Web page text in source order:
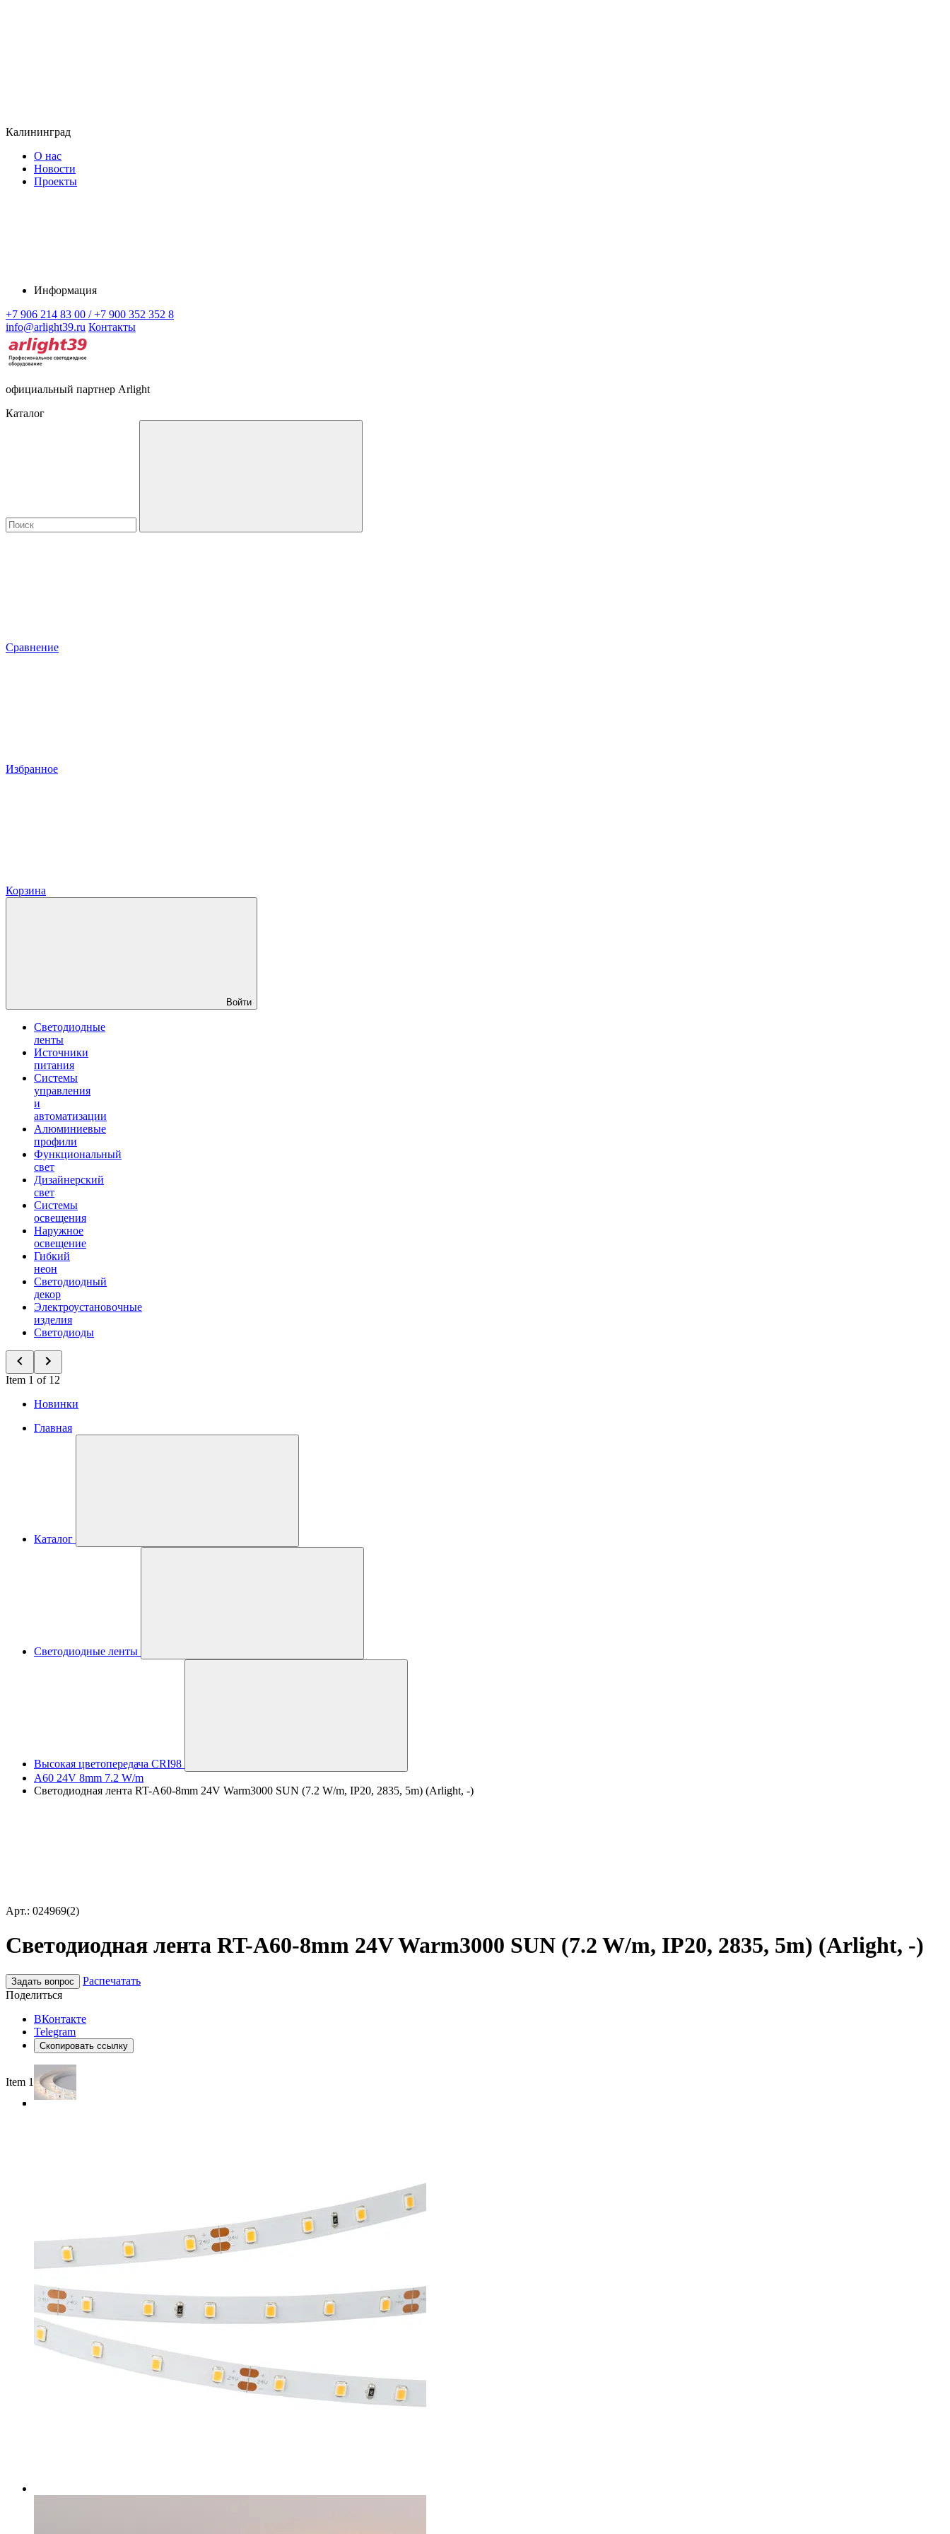
Калининград
О нас
Новости
Проекты
Информация
+7 906 214 83 00 / +7 900 352 352 8
info@arlight39.ru Контакты
официальный партнер Arlight
Каталог
Сравнение
Избранное
Корзина
Войти
Светодиодные
ленты
Источники
питания
Системы
управления
и
автоматизации
Алюминиевые
профили
Функциональный
свет
Дизайнерский
свет
Системы
освещения
Наружное
освещение
Гибкий
неон
Светодиодный
декор
Электроустановочные
изделия
Светодиоды
Item 1 of 12
Новинки
Главная
Каталог
Светодиодные ленты
Высокая цветопередача CRI98
A60 24V 8mm 7.2 W/m
Светодиодная лента RT-A60-8mm 24V Warm3000 SUN (7.2 W/m, IP20, 2835, 5m) (Arlight, -)
Арт.: 024969(2)
Светодиодная лента RT-A60-8mm 24V Warm3000 SUN (7.2 W/m, IP20, 2835, 5m) (Arlight, -)
Задать вопрос
Распечатать
Поделиться
ВКонтакте
Telegram
Скопировать ссылку
Item 1 of 4